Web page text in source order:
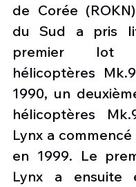
de Corée
du Sud a pris
premier
hélicoptères
1990, un
hélicoptères
Lynx a
en 1999. Le
Lynx a ensuite